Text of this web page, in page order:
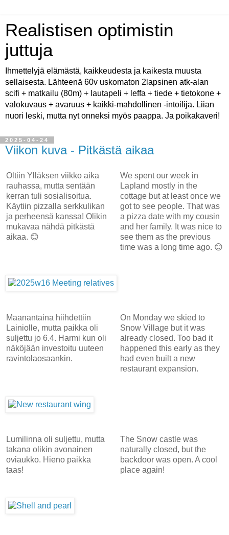
Realistisen optimistin
juttuja
Ihmettelyjä elämästä, kaikkeudesta ja kaikesta muusta
sellaisesta. Lähteenä 60v uskomaton 2lapsinen atk-alan
scifi + matkailu (80m) + lautapeli + leffa + tiede + tietokone +
valokuvaus + avaruus + kaikki-mahdollinen -intoilija. Liian
nuori leski, mutta nyt onneksi myös paappa. Ja poikakaveri!
2025-04-24
Viikon kuva - Pitkästä aikaa
Oltiin Ylläksen viikko aika
rauhassa, mutta sentään
kerran tuli sosialisoitua.
Käytiin pizzalla serkkulikan
ja perheensä kanssa! Olikin
mukavaa nähdä pitkästä
aikaa. 😊
We spent our week in
Lapland mostly in the
cottage but at least once we
got to see people. That was
a pizza date with my cousin
and her family. It was nice to
see them as the previous
time was a long time ago. 😊
Maanantaina hiihdettiin
Lainiolle, mutta paikka oli
suljettu jo 6.4. Harmi kun oli
näköjään investoitu uuteen
ravintolaosaankin.
On Monday we skied to
Snow Village but it was
already closed. Too bad it
happened this early as they
had even built a new
restaurant expansion.
Lumilinna oli suljettu, mutta
takana olikin avonainen
oviaukko. Hieno paikka
taas!
The Snow castle was
naturally closed, but the
backdoor was open. A cool
place again!